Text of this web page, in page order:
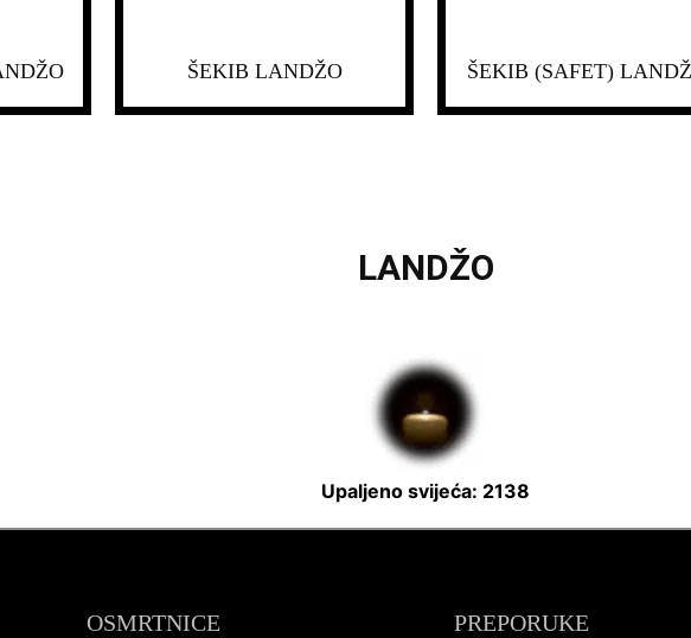
ŠEKIB LANDŽO ŠEKIB (SAFET)
LANDŽO
Upaljeno svijeća: 2138
OSMRTNICE PREPORUKE